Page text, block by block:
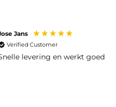
Jans
Verified Customer
levering en werkt goed